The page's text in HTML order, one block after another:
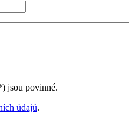
) jsou povinné.
údajů.